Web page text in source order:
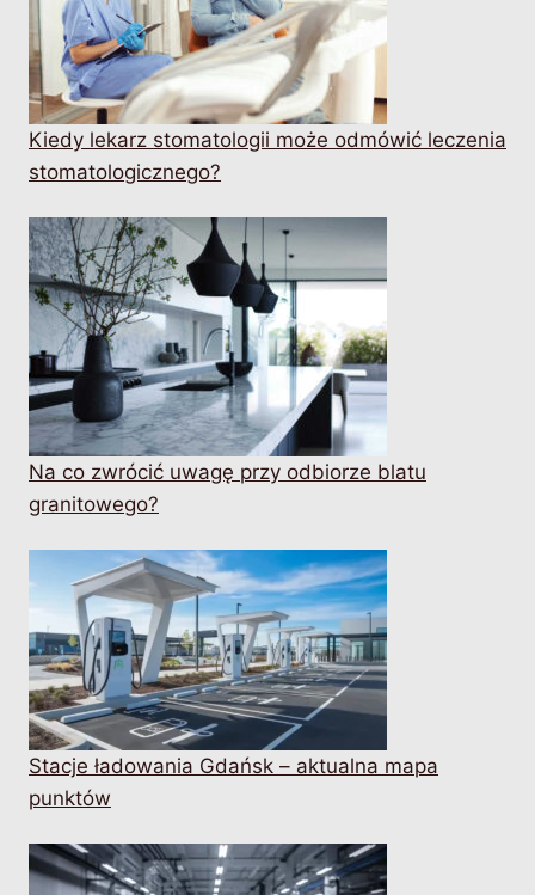
Kiedy lekarz stomatologii może odmówić leczenia
stomatologicznego?
Na co zwrócić uwagę przy odbiorze blatu
granitowego?
Stacje ładowania Gdańsk – aktualna mapa
punktów